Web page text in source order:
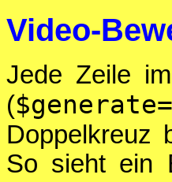
Video-
Jede Zeile
($generate=
Doppelkreuz
So sieht ein